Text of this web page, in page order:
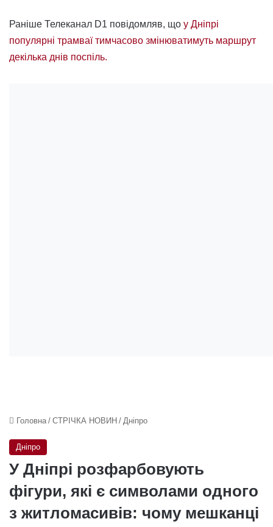
Раніше Телеканал D1 повідомляв, що у Дніпрі
популярні трамваї тимчасово змінюватимуть маршрут
декілька днів поспіль.